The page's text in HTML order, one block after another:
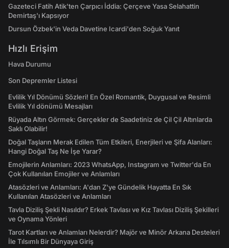
Gazeteci Fatih Atik'ten Çarpıcı İddia: Çerçeve Yasa Selahattin
Demirtaş'ı Kapsıyor
Dursun Özbek'in Veda Davetine Icardi'den Soğuk Yanıt
Hızlı Erişim
Hava Durumu
Son Depremler Listesi
Evlilik Yıl Dönümü Sözleri! En Özel Romantik, Duygusal ve Resimli
Evlilik Yıl dönümü Mesajları
Rüyada Altın Görmek: Gerçekler de Saadetiniz de Çil Çil Altınlarda
Saklı Olabilir!
Doğal Taşların Merak Edilen Tüm Etkileri, Enerjileri ve Şifa Alanları:
Hangi Doğal Taş Ne İşe Yarar?
Emojilerin Anlamları: 2023 WhatsApp, Instagram ve Twitter'da En
Çok Kullanılan Emojiler ve Anlamları
Atasözleri ve Anlamları: A'dan Z'ye Gündelik Hayatta En Sık
Kullanılan Atasözleri ve Anlamları
Tavla Diziliş Şekli Nasıldır? Erkek Tavlası ve Kız Tavlası Diziliş Şekilleri
ve Oynama Yönleri
Tarot Kartları ve Anlamları Nelerdir? Majör ve Minör Arkana Desteleri
İle Tılsımlı Bir Dünyaya Giriş